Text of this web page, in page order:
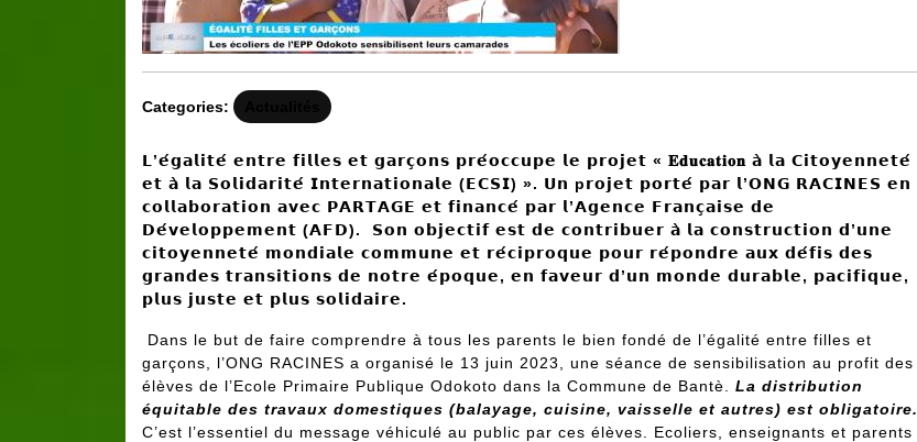
Categories:
𝗟 ’𝗲𝗴𝗮𝗹𝗶𝘁𝗲 𝗲𝗻𝘁𝗿𝗲 𝗳𝗶𝗹𝗹𝗲𝘀 𝗲𝘁 𝗴𝗮𝗿𝗰𝗼𝗻𝘀 𝗽𝗿𝗲𝗼𝗰𝗰𝘂𝗽𝗲 𝗹𝗲 𝗽𝗿𝗼𝗷𝗲𝘁 « 𝐄𝐝𝐮𝐜𝐚𝐭𝐢𝐨𝐧 𝗮 𝗹𝗮 𝗖𝗶𝘁𝗼𝘆𝗲𝗻𝗻𝗲𝘁𝗲
𝗲𝘁 𝗮 𝗹𝗮 𝗦𝗼𝗹𝗶𝗱𝗮𝗿𝗶𝘁𝗲 𝗜𝗻𝘁𝗲𝗿𝗻𝗮𝘁𝗶𝗼𝗻𝗮𝗹𝗲 (𝗘𝗖𝗦𝗜) ». 𝗨𝗻 p𝗿𝗼𝗷𝗲𝘁 𝗽𝗼𝗿𝘁𝗲 𝗽𝗮𝗿 𝗹’𝗢𝗡𝗚 𝗥𝗔𝗖𝗜𝗡𝗘𝗦 𝗲𝗻
𝗰𝗼𝗹𝗹𝗮𝗯𝗼𝗿𝗮𝘁𝗶𝗼𝗻 𝗮𝘃𝗲𝗰 𝗣𝗔𝗥𝗧𝗔𝗚𝗘 𝗲𝘁 𝗳𝗶𝗻𝗮𝗻𝗰𝗲 𝗽𝗮𝗿 𝗹’𝗔𝗴𝗲𝗻𝗰𝗲 𝗙𝗿𝗮𝗻𝗰𝗮𝗶𝘀𝗲 𝗱𝗲
𝗗𝗲𝘃𝗲𝗹𝗼𝗽𝗽𝗲𝗺𝗲𝗻𝘁 (𝗔𝗙𝗗). 𝗦𝗼𝗻 𝗼𝗯𝗷𝗲𝗰𝘁𝗶𝗳 𝗲𝘀𝘁 𝗱𝗲 𝗰𝗼𝗻𝘁𝗿𝗶𝗯𝘂𝗲𝗿 𝗮 𝗹𝗮 𝗰𝗼𝗻𝘀𝘁𝗿𝘂𝗰𝘁𝗶𝗼𝗻 𝗱 ’𝘂𝗻𝗲
𝗰𝗶𝘁𝗼𝘆𝗲𝗻𝗻𝗲𝘁𝗲 𝗺𝗼𝗻𝗱𝗶𝗮𝗹𝗲 𝗰𝗼𝗺𝗺𝘂𝗻𝗲 𝗲𝘁 𝗿𝗲𝗰𝗶𝗽𝗿𝗼𝗾𝘂𝗲 𝗽𝗼𝘂𝗿 𝗿𝗲𝗽𝗼𝗻𝗱𝗿𝗲 𝗮𝘂𝘅 𝗱𝗲𝗳𝗶𝘀 𝗱𝗲𝘀
𝗴𝗿𝗮𝗻𝗱𝗲𝘀 𝘁𝗿𝗮𝗻𝘀𝗶𝘁𝗶𝗼𝗻𝘀 𝗱𝗲 𝗻𝗼𝘁𝗿𝗲 𝗲𝗽𝗼𝗾𝘂𝗲, 𝗲𝗻 𝗳𝗮𝘃𝗲𝘂𝗿 𝗱 ’𝘂𝗻 𝗺𝗼𝗻𝗱𝗲 𝗱𝘂𝗿𝗮𝗯𝗹𝗲, 𝗽𝗮𝗰𝗶𝗳𝗶𝗾𝘂𝗲,
𝗽𝗹𝘂𝘀 𝗷𝘂𝘀𝘁𝗲 𝗲𝘁 𝗽𝗹𝘂𝘀 𝘀𝗼𝗹𝗶𝗱𝗮𝗶𝗿𝗲.
Dans le but de faire comprendre à tous les parents le bien fondé de l’égalité entre filles et
garçons, l’ONG RACINES a organisé le 13 juin 2023, une séance de sensibilisation au profit des
élèves de l’Ecole Primaire Publique Odokoto dans la Commune de Bantè. La distribution
équitable des travaux domestiques (balayage, cuisine, vaisselle et autres) est obligatoire.
C’est l’essentiel du message véhiculé au public par ces élèves. Ecoliers, enseignants et parents